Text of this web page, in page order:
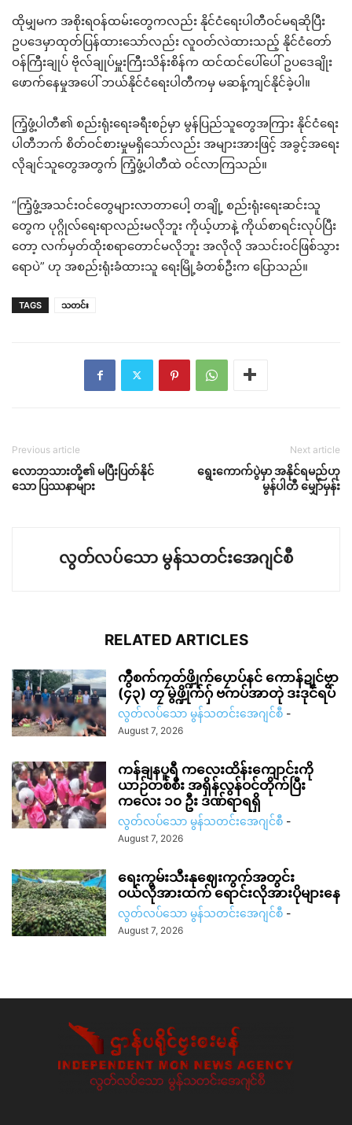
ထိုမျှမက အစိုးရဝန်ထမ်းတွေကလည်း နိုင်ငံရေးပါတီဝင်မရဆိုပြီး
ဥပဒေမှာထုတ်ပြန်ထားသော်လည်း လူဝတ်လဲထားသည့် နိုင်ငံတော်
ဝန်ကြီးချုပ် ဗိုလ်ချုပ်မှူးကြီးသိန်းစိန်က ထင်ထင်ပေါ်ပေါ် ဥပဒေချိုး
ဖောက်နေမှုအပေါ် ဘယ်နိုင်ငံရေးပါတီကမှ မဆန့်ကျင်နိုင်ခဲ့ပါ။
ကြံ့ဖွံ့ပါတီ၏ စည်းရုံးရေးခရီးစဉ်မှာ မွန်ပြည်သူတွေအကြား နိုင်ငံရေး
ပါတီဘက် စိတ်ဝင်စားမှုမရှိသော်လည်း အများအားဖြင့် အခွင့်အရေး
လိုချင်သူတွေအတွက် ကြံ့ဖွံ့ပါတီထဲ ဝင်လာကြသည်။
“ကြံ့ဖွံ့အသင်းဝင်တွေများလာတာပေါ့ တချို့ စည်းရုံးရေးဆင်းသူ
တွေက ပုဂ္ဂိုလ်ရေးရာလည်းမလိုဘူး ကိုယ့်ဟာနဲ့ ကိုယ်စာရင်းလုပ်ပြီး
တော့ လက်မှတ်ထိုးစရာတောင်မလိုဘူး အလိုလို အသင်းဝင်ဖြစ်သွား
ရောပဲ” ဟု အစည်းရုံးခံထားသူ ရေးမြို့ခံတစ်ဦးက ပြောသည်။
TAGS သတင်း
Previous article
လောဘသားတို့၏ မပြီးပြတ်နိုင်
သော ပြဿနာများ
Next article
ရွေးကောက်ပွဲမှာ အနိုင်ရမည်ဟု
မွန်ပါတီ မျှော်မှန်း
လွတ်လပ်သော မွန်သတင်းအေဂျင်စီ
RELATED ARTICLES
ကွဳစက်ကၠတ်ဖ္ဍိုက်ပၠောပ်နင် ကောန်ဍုင်ဗၟာ
(၄၃) တၠ မွဲဖ္ဍိုက်ဂှ် ဗကပ်အာတုဲ ဒးဒုင်ရပ်
လွတ်လပ်သော မွန်သတင်းအေဂျင်စီ -
August 7, 2026
ကန်ချနပူရီ ကလေးထိန်းကျောင်းကို
ယာဉ်တစ်စီး အရှိန်လွန်ဝင်တိုက်ပြီး
ကလေး ၁၀ ဦး ဒဏ်ရာရရှိ
လွတ်လပ်သော မွန်သတင်းအေဂျင်စီ -
August 7, 2026
ရေးကွမ်းသီးနုဈေးကွက်အတွင်း
ဝယ်လိုအားထက် ရောင်းလိုအားပိုများနေ
လွတ်လပ်သော မွန်သတင်းအေဂျင်စီ -
August 7, 2026